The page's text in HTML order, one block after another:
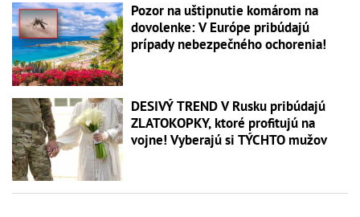
Pozor na uštipnutie komárom na
dovolenke: V Európe pribúdajú
prípady nebezpečného ochorenia!
DESIVÝ TREND V Rusku pribúdajú
ZLATOKOPKY, ktoré profitujú na
vojne! Vyberajú si TÝCHTO mužov